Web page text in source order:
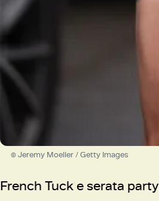
© Jeremy Moeller / Getty Images
French Tuck e serata party